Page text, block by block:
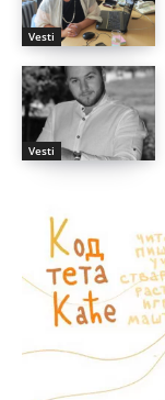
Vesti
Vesti